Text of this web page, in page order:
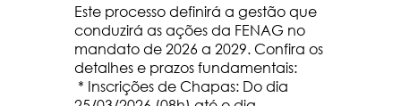
Este processo definirá a gestão que
conduzirá as ações da FENAG no
mandato de 2026 a 2029. Confira os
detalhes e prazos fundamentais:
* Inscrições de Chapas: Do dia